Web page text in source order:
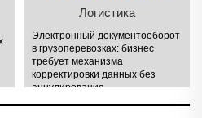
Логистика
Электронный документооборот
в грузоперевозках: бизнес
требует механизма
корректировки данных без
аннулирования